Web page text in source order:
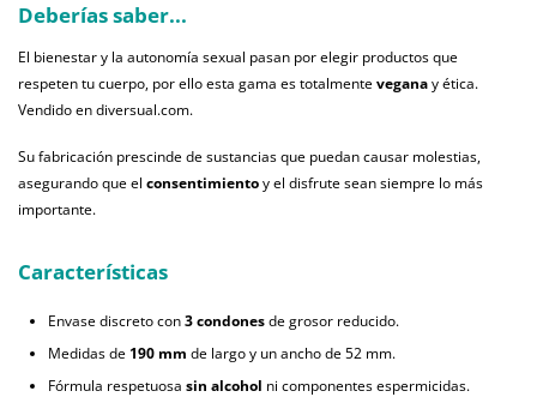
Deberías saber...
El bienestar y la autonomía sexual pasan por elegir productos que
respeten tu cuerpo, por ello esta gama es totalmenteveganay ética.
Vendido en diversual.com.
Su fabricación prescinde de sustancias que puedan causar molestias,
asegurando que el consentimientoy el disfrute sean siempre lo más
importante.
Características
Envase discreto con3 condonesde grosor reducido.
Medidas de 190 mm de largo y un ancho de 52 mm.
Fórmula respetuosa sin alcohol ni componentes espermicidas.